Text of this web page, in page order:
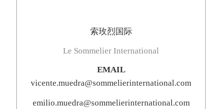
索玫烈国际
Le Sommelier International
EMAIL
vicente.muedra@sommelierinternational.com
emilio.muedra@sommelierinternational.com